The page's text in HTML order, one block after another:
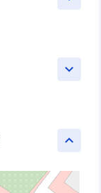
keyboard_arrow_down
keyboard_arrow_up